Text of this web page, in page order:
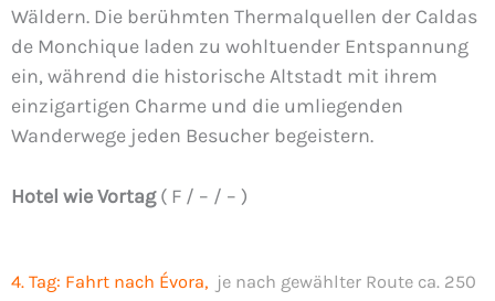
Wäldern. Die berühmten Thermalquellen der Caldas
de Monchique laden zu wohltuender Entspannung
ein, während die historische Altstadt mit ihrem
einzigartigen Charme und die umliegenden
Wanderwege jeden Besucher begeistern.
Hotel wie Vortag( F / – / – )
4. Tag: Fahrt nach Évora, je nach gewählter Route ca. 250